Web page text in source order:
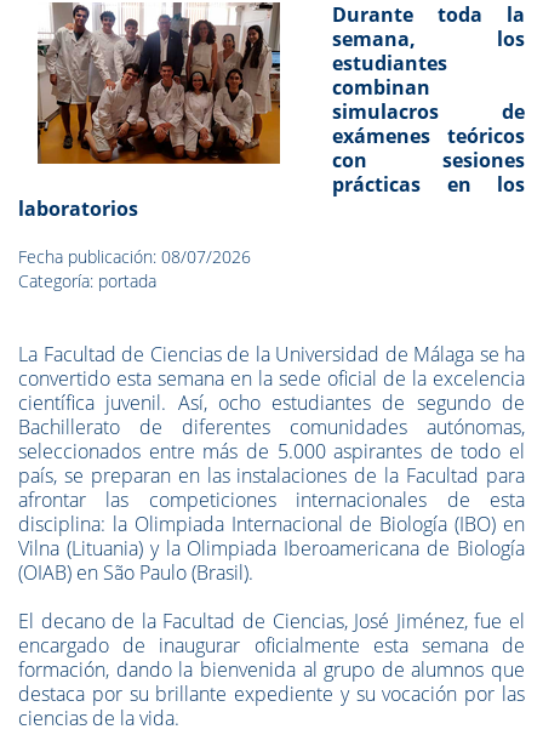
Durante toda la
semana, los
estudiantes
combinan
simulacros de
exámenes teóricos
con sesiones
prácticas en los
laboratorios
Fecha publicación: 08/07/2026
Categoría: portada
La Facultad de Ciencias de la Universidad de Málaga se ha
convertido esta semana en la sede oficial de la excelencia
científica juvenil. Así, ocho estudiantes de segundo de
Bachillerato de diferentes comunidades autónomas,
seleccionados entre más de 5.000 aspirantes de todo el
país, se preparan en las instalaciones de la Facultad para
afrontar las competiciones internacionales de esta
disciplina: la Olimpiada Internacional de Biología (IBO) en
Vilna (Lituania) y la Olimpiada Iberoamericana de Biología
(OIAB) en São Paulo (Brasil).
El decano de la Facultad de Ciencias, José Jiménez, fue el
encargado de inaugurar oficialmente esta semana de
formación, dando la bienvenida al grupo de alumnos que
destaca por su brillante expediente y su vocación por las
ciencias de la vida.